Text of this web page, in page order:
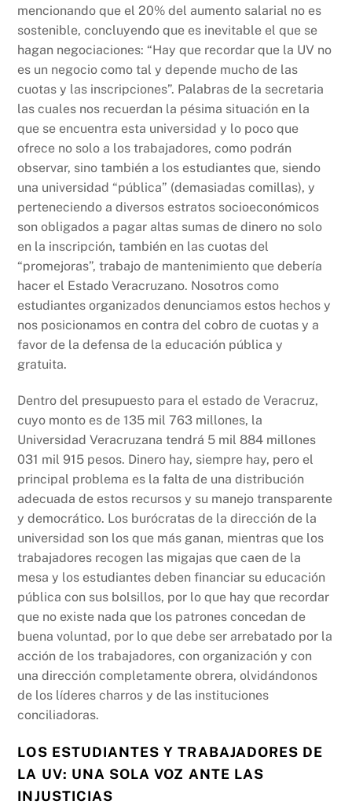
mencionando que el 20% del aumento salarial no es
sostenible, concluyendo que es inevitable el que se
hagan negociaciones: “Hay que recordar que la UV no
es un negocio como tal y depende mucho de las
cuotas y las inscripciones”. Palabras de la secretaria
las cuales nos recuerdan la pésima situación en la
que se encuentra esta universidad y lo poco que
ofrece no solo a los trabajadores, como podrán
observar, sino también a los estudiantes que, siendo
una universidad “pública” (demasiadas comillas), y
perteneciendo a diversos estratos socioeconómicos
son obligados a pagar altas sumas de dinero no solo
en la inscripción, también en las cuotas del
“promejoras”, trabajo de mantenimiento que debería
hacer el Estado Veracruzano. Nosotros como
estudiantes organizados denunciamos estos hechos y
nos posicionamos en contra del cobro de cuotas y a
favor de la defensa de la educación pública y
gratuita.
Dentro del presupuesto para el estado de Veracruz,
cuyo monto es de 135 mil 763 millones, la
Universidad Veracruzana tendrá 5 mil 884 millones
031 mil 915 pesos. Dinero hay, siempre hay, pero el
principal problema es la falta de una distribución
adecuada de estos recursos y su manejo transparente
y democrático. Los burócratas de la dirección de la
universidad son los que más ganan, mientras que los
trabajadores recogen las migajas que caen de la
mesa y los estudiantes deben financiar su educación
pública con sus bolsillos, por lo que hay que recordar
que no existe nada que los patrones concedan de
buena voluntad, por lo que debe ser arrebatado por la
acción de los trabajadores, con organización y con
una dirección completamente obrera, olvidándonos
de los líderes charros y de las instituciones
conciliadoras.
LOS ESTUDIANTES Y TRABAJADORES DE
LA UV: UNA SOLA VOZ ANTE LAS
INJUSTICIAS